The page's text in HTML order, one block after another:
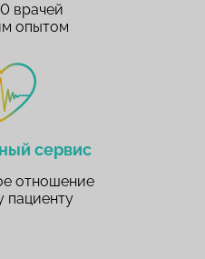
врачей
опытом
сервис
отношение
пациенту